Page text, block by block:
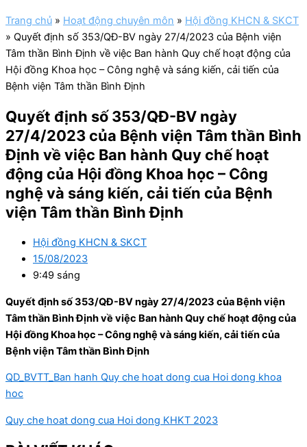
Trang chủ » Hoạt động chuyên môn » Hội đồng KHCN & SKCT
» Quyết định số 353/QĐ-BV ngày 27/4/2023 của Bệnh viện
Tâm thần Bình Định về việc Ban hành Quy chế hoạt động của
Hội đồng Khoa học – Công nghệ và sáng kiến, cải tiến của
Bệnh viện Tâm thần Bình Định
Quyết định số 353/QĐ-BV ngày
27/4/2023 của Bệnh viện Tâm thần Bình
Định về việc Ban hành Quy chế hoạt
động của Hội đồng Khoa học – Công
nghệ và sáng kiến, cải tiến của Bệnh
viện Tâm thần Bình Định
Hội đồng KHCN & SKCT
15/08/2023
9:49 sáng
Quyết định số 353/QĐ-BV ngày 27/4/2023 của Bệnh viện
Tâm thần Bình Định về việc Ban hành Quy chế hoạt động của
Hội đồng Khoa học – Công nghệ và sáng kiến, cải tiến của
Bệnh viện Tâm thần Bình Định
QD_BVTT_Ban hanh Quy che hoat dong cua Hoi dong khoa
hoc
Quy che hoat dong cua Hoi dong KHKT 2023